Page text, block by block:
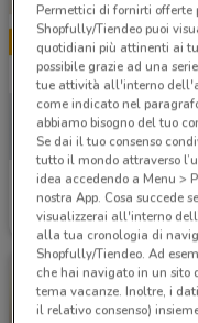
Kena Mobile
Scade il 02/09
Permettici di fornirti offerte
Shopfully/Tiendeo puoi
quotidiani più attinenti ai
possibile grazie ad una
tue attività all'interno
come indicato nel
abbiamo bisogno del tuo
Se dai il tuo consenso
tutto il mondo attraverso
idea accedendo a Menu >
nostra App. Cosa succede
visualizzerai all'interno
alla tua cronologia di
Shopfully/Tiendeo. Ad
che hai navigato in un sito
tema vacanze. Inoltre, i
il relativo consenso)